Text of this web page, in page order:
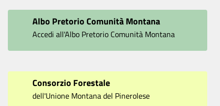
Albo Pretorio Comunità Montana
Accedi all'Albo Pretorio Comunità Montana
Consorzio Forestale
dell'Unione Montana del Pinerolese